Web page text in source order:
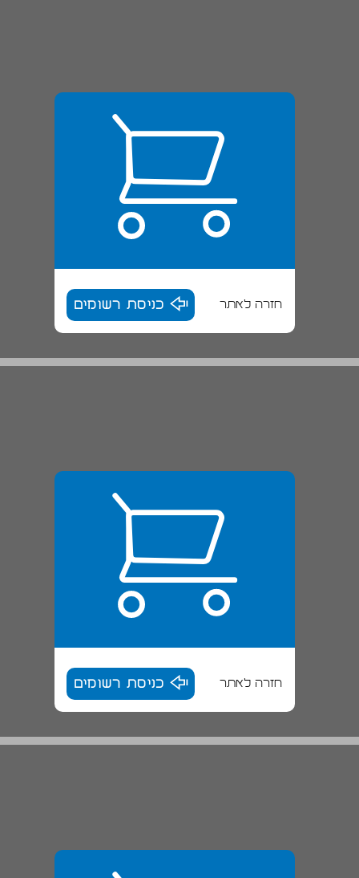
חזרה לאתר כניסת רשומים
חזרה לאתר כניסת רשומים
תיכון עירוני ג'‚ מודיעין ... 30